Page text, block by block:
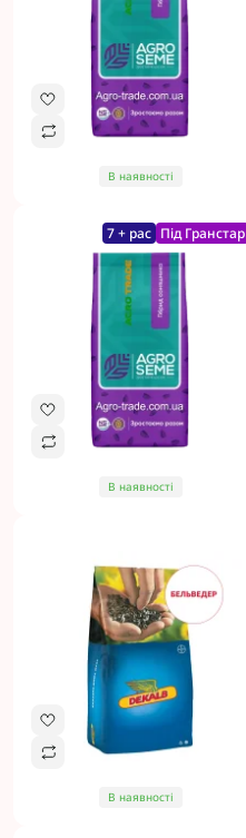
В наявності
7 + рас Під Гранстар
В наявності
В наявності